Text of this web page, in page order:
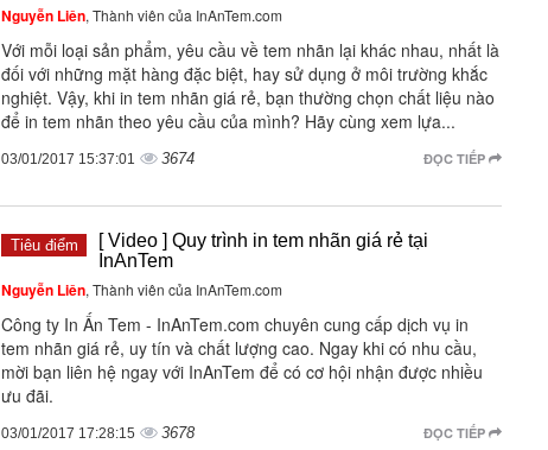
Nguyễn Liên, Thành viên của InAnTem.com
Với mỗi loại sản phẩm, yêu cầu về tem nhãn lại khác nhau, nhất là
đối với những mặt hàng đặc biệt, hay sử dụng ở môi trường khắc
nghiệt. Vậy, khi in tem nhãn giá rẻ, bạn thường chọn chất liệu nào
để in tem nhãn theo yêu cầu của mình? Hãy cùng xem lựa...
ĐỌC TIẾP
03/01/2017 15:37:01 3674
Tiêu điểm
[ Video ] Quy trình in tem nhãn giá rẻ tại
InAnTem
Nguyễn Liên, Thành viên của InAnTem.com
Công ty In Ấn Tem - InAnTem.com chuyên cung cấp dịch vụ in
tem nhãn giá rẻ, uy tín và chất lượng cao. Ngay khi có nhu cầu,
mời bạn liên hệ ngay với InAnTem để có cơ hội nhận được nhiều
ưu đãi.
ĐỌC TIẾP
03/01/2017 17:28:15 3678